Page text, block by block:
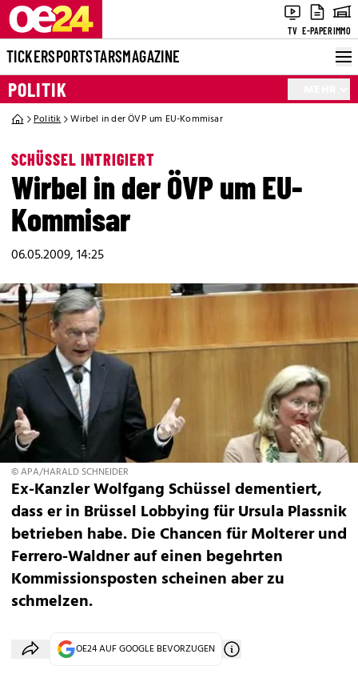
TV E-PAPERIMMO
TICKERSPORTSTARSMAGAZINE
POLITIK
Politik Wirbel in der ÖVP um EU-Kommisar
SCHÜSSEL INTRIGIERT
Wirbel in der ÖVP um EU-
Kommisar
06.05.2009, 14:25
© APA/HARALD SCHNEIDER
Ex-Kanzler Wolfgang Schüssel dementiert,
dass er in Brüssel Lobbying für Ursula Plassnik
betrieben habe. Die Chancen für Molterer und
Ferrero-Waldner auf einen begehrten
Kommissionsposten scheinen aber zu
schmelzen.
OE24 AUF GOOGLE BEVORZUGEN